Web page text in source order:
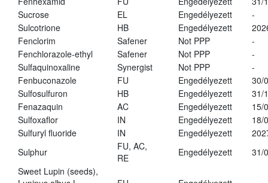
Sucrose
EL Engedélyezett
-
Sulcotrione
HB Engedélyezett
Fenclorim
Safener Not PPP
-
Fenchlorazole-ethyl
Safener Not PPP
-
Sulfaquinoxaline
Synergist Not PPP
-
Fenbuconazole
FU Engedélyezett
30/
Sulfosulfuron
HB Engedélyezett
31/
Fenazaquin
AC Engedélyezett
15/
Sulfoxaflor
IN Engedélyezett
18/
Sulfuryl fluoride
IN Engedélyezett
Sulphur
FU, AC,
RE
Engedélyezett
31/
Sweet Lupin (seeds),